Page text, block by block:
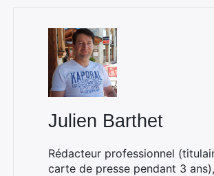
Julien Barthet
Rédacteur professionnel
carte de presse pendant 3